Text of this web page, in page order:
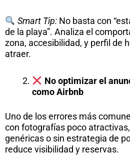
Smart Tip:No basta con
de la playa”. Analiza el
zona, accesibilidad, y perfil de
atraer.
No optimizar el
como Airbnb
Uno de los errores más
con fotografías poco
genéricas o sin estrategia de
reduce visibilidad y reservas.